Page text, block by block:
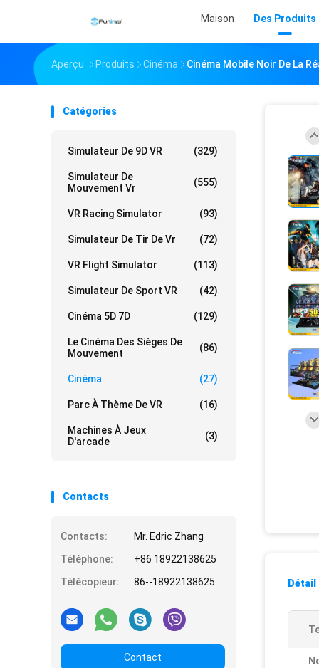
Maison Des Produits
Aperçu Produits Cinéma Cinéma Mobile Noir De La
Catégories
Simulateur De 9D VR (329)
Simulateur De
Mouvement Vr
(555)
VR Racing Simulator (93)
Simulateur De Tir De Vr (72)
VR Flight Simulator (113)
Simulateur De Sport VR (42)
Cinéma 5D 7D (129)
Le Cinéma Des Sièges De
Mouvement
(86)
Cinéma (27)
Parc À Thème De VR (16)
Machines À Jeux
D'arcade
(3)
Contacts
Contacts:
Mr. Edric Zhang
Téléphone:
+86 18922138625
Télécopieur:
86--18922138625
Contact